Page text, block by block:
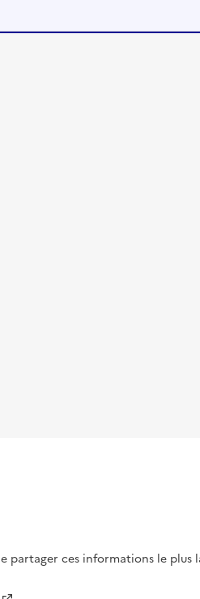
partager ces informations le plus